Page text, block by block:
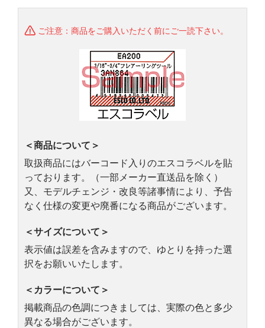
ご注意：商品をご購入いただく前にご一読下さい。
＜商品について＞
取扱商品にはバーコード入りのエスコラベルを貼
っております。（一部メーカー直送品を除く）
又、モデルチェンジ・改良等諸事情により、予告
なく仕様の変更や廃番になる商品がございます。
＜サイズについて＞
表示値は誤差を含みますので、ゆとりを持った選
択をお願いいたします。
＜カラーについて＞
掲載商品の色調につきましては、実際の色と多少
異なる場合がございます。